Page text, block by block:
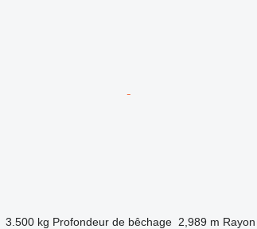
3.500 kg Profondeur de bêchage 2,989 m